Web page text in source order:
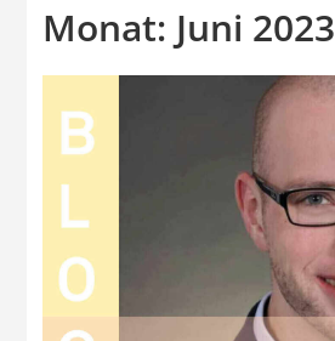
Monat: Juni 2023